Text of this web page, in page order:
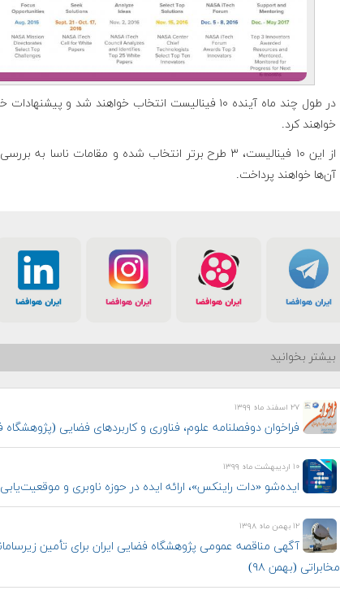
در طول چند ماه آینده ۱۰ فینالیست انتخاب خواهند شد و
خواهند کرد.
از این ۱۰ فینالیست، ۳ طرح برتر انتخاب شده و مقامات ناسا به
آن‌ها خواهند پرداخت.
بیشتر بخوانید
۲۷ اسفند ماه ۱۳۹۹
فراخوان دوفصلنامه علوم، فناوری و کاربردهای فضایی (پژوهشگاه
۱۰ اردیبهشت ماه ۱۳۹۹
ایده‌شو «دات راینکس»، ارائه ایده در حوزه ناوبری و موقعیت‌یابی
۱۲ بهمن ماه ۱۳۹۸
آگهی مناقصه عمومی پژوهشگاه فضایی ایران برای تأمین
مخابراتی (بهمن ۹۸)